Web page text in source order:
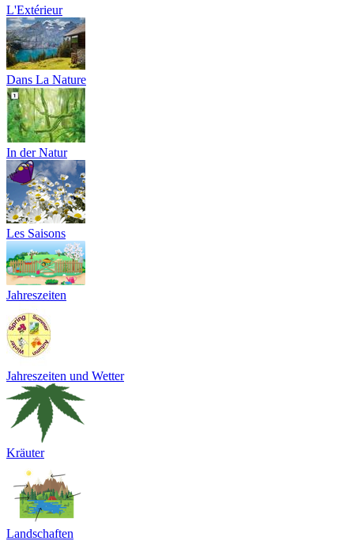
L'Extérieur
Dans La Nature
In der Natur
Les Saisons
Jahreszeiten
Jahreszeiten und Wetter
Kräuter
Landschaften